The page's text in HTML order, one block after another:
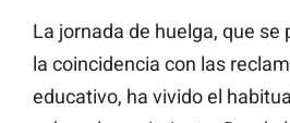
La jornada de huelga, que se
la coincidencia con las
educativo, ha vivido el